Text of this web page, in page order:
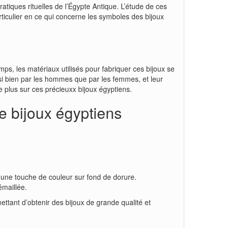
rituelles de l’Égypte Antique. L’étude de ces
en ce qui concerne les symboles des bijoux
les matériaux utilisés pour fabriquer ces bijoux se
bien par les hommes que par les femmes, et leur
plus sur ces précieuxx bijoux égyptiens.
bijoux égyptiens
touche de couleur sur fond de dorure.
d’obtenir des bijoux de grande qualité et